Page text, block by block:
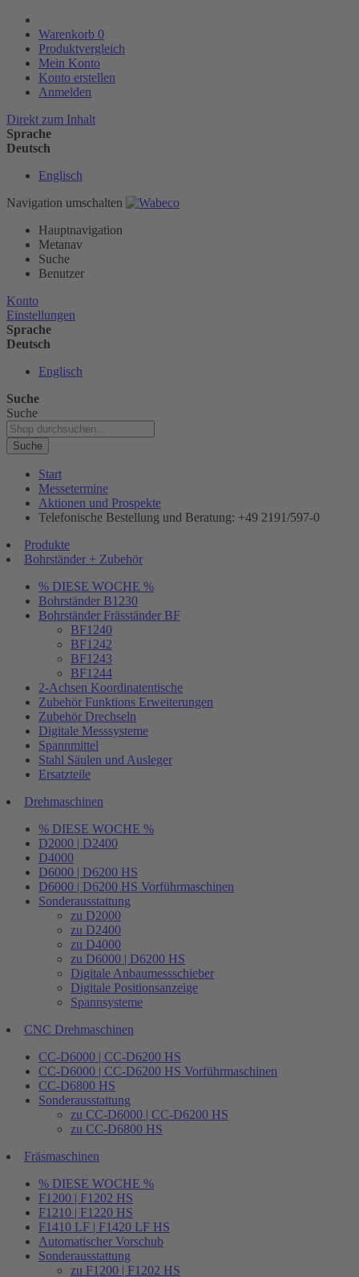
Warenkorb 0
Produktvergleich
Mein Konto
Konto erstellen
Anmelden
Direkt zum Inhalt
Sprache
Deutsch
Englisch
Navigation umschalten
Hauptnavigation
Metanav
Suche
Benutzer
Konto
Einstellungen
Sprache
Deutsch
Englisch
Suche
Suche
Suche
Start
Messetermine
Aktionen und Prospekte
Telefonische Bestellung und Beratung: +49 2191/597-0
Produkte
Bohrständer + Zubehör
% DIESE WOCHE %
Bohrständer B1230
Bohrständer Fräsständer BF
BF1240
BF1242
BF1243
BF1244
2-Achsen Koordinatentische
Zubehör Funktions Erweiterungen
Zubehör Drechseln
Digitale Messsysteme
Spannmittel
Stahl Säulen und Ausleger
Ersatzteile
Drehmaschinen
% DIESE WOCHE %
D2000 | D2400
D4000
D6000 | D6200 HS
D6000 | D6200 HS Vorführmaschinen
Sonderausstattung
zu D2000
zu D2400
zu D4000
zu D6000 | D6200 HS
Digitale Anbaumessschieber
Digitale Positionsanzeige
Spannsysteme
CNC Drehmaschinen
CC-D6000 | CC-D6200 HS
CC-D6000 | CC-D6200 HS Vorführmaschinen
CC-D6800 HS
Sonderausstattung
zu CC-D6000 | CC-D6200 HS
zu CC-D6800 HS
Fräsmaschinen
% DIESE WOCHE %
F1200 | F1202 HS
F1210 | F1220 HS
F1410 LF | F1420 LF HS
Automatischer Vorschub
Sonderausstattung
zu F1200 | F1202 HS